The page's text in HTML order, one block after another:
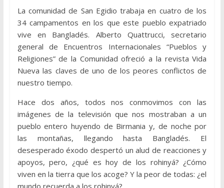
La comunidad de San Egidio trabaja en cuatro de los
34 campamentos en los que este pueblo expatriado
vive en Bangladés. Alberto Quattrucci, secretario
general de Encuentros Internacionales “Pueblos y
Religiones” de la Comunidad ofreció a la revista Vida
Nueva las claves de uno de los peores conflictos de
nuestro tiempo.
Hace dos años, todos nos conmovimos con las
imágenes de la televisión que nos mostraban a un
pueblo entero huyendo de Birmania y, de noche por
las montañas, llegando hasta Bangladés. El
desesperado éxodo despertó un alud de reacciones y
apoyos, pero, ¿qué es hoy de los rohinyá? ¿Cómo
viven en la tierra que los acoge? Y la peor de todas: ¿el